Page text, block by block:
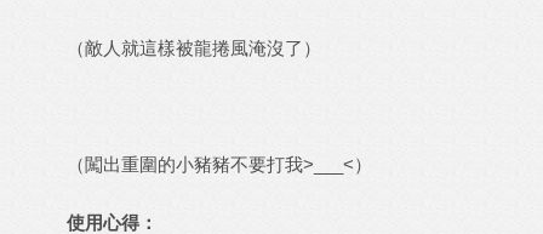
（敵人就這樣被龍捲風淹沒了）
（闖出重圍的小豬豬不要打我>___<）
使用心得：